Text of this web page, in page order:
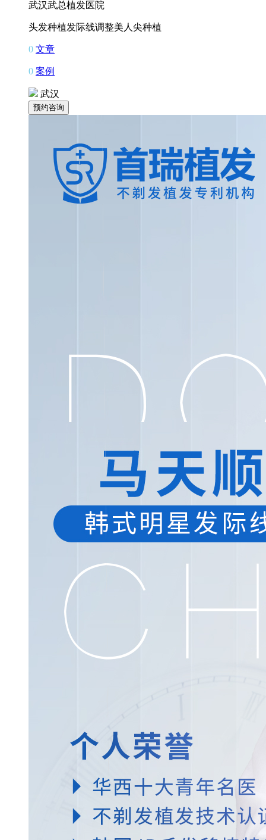
武汉武总植发医院
头发种植发际线调整美人尖种植
0 文章
0 案例
武汉